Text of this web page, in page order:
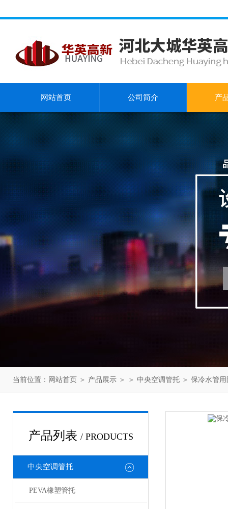
网站首页 公司简介 产
当前位置： 网站首页 ＞ 产品展示 ＞ ＞ 中央空调管托 ＞ 保冷水管
产品列表 / PRODUCTS
中央空调管托
PEVA橡塑管托